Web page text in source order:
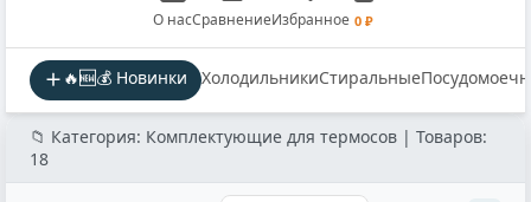
О насСравнениеИзбранное 0 ₽
🔥🆕💰 Новинки ХолодильникиСтиральные
📁 Категория: Комплектующие для термосов | Товаров:
18